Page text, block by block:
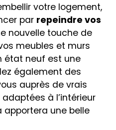
votre logement,
par repeindre vos
nouvelle touche de
meubles et murs
état neuf est une
également des
auprès de vrais
à l’intérieur
apportera une belle